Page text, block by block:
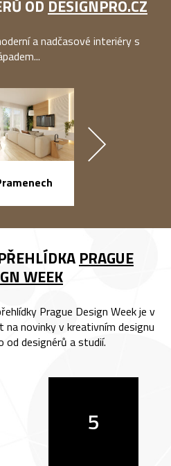
OD DESIGNPRO.CZ
a nadčasové interiéry s
PRAGUE
WEEK
Prague Design Week je v
novinky v kreativním designu
od designérů a studií.
5